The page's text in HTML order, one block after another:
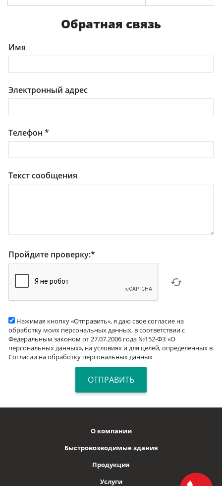
Обратная связь
Имя
Электронный адрес
Телефон*
Текст сообщения
Пройдите проверку:*
Нажимая кнопку «Отправить», я даю свое согласие на
обработку моих персональных данных, в соответствии с
Федеральным законом от 27.07.2006 года №152-ФЗ «О
персональных данных», на условиях и для целей, определенных в
Согласии на обработку персональных данных
О компании
Быстровозводимые здания
Продукция
Услуги